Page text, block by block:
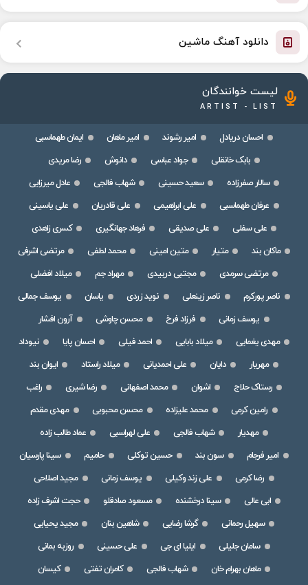
دانلود آهنگ ماشین
لیست خوانندگان
ARTIST - LIST
احسان دریادل امیر رشوند امیر ماهان
ایمان طهماسبی
بابک خانقلی
جواد عباسی دانوش
رضا مریدی
سالار صفرزاده
سعید حسینی شهاب فالجی
عادل میرزایی
عرفان طهماسبی
علی ابراهیمی علی قادریان
علی یاسینی
علی سفلی
علی صدیقی فرهاد جهانگیری
کسری زاهدی
ماکان بند
متیار متین امینی محمد لطفی
مرتضی اشرفی
مرتضی سرمدی
مجتبی دربیدی مهراد جم
میلاد افضلی
ناصر پورکرم
ناصر زینعلی نوید زردی یاسان
یوسف جمالی
یوسف زمانی
فرزاد فرخ محسن چاوشی
آرون افشار
مهدی یغمایی
میلاد بابایی احمد فیلی احسان پایا
نیوداد
مهریار
دایان علی احمدیانی میلاد راستاد
ایوان بند
رستاک حلاج
اشوان محمد اصفهانی رضا شیری
راغب
رامین کرمی
محمد علیزاده محسن محبوبی
مهدی مقدم
مهدیار
شهاب فالجی علی لهراسبی
عماد طالب زاده
امیر فرجام
سون بند حسین توکلی حامیم
سینا پارسیان
رضا کرمی
علی زند وکیلی یوسف زمانی
مجید اصلاحی
ابی عالی
سینا درخشنده مسعود صادقلو
حجت اشرف زاده
سهیل رحمانی
گرشا رضایی شاهین بنان
مجید یحیایی
سامان جلیلی
ایلیا ای جی علی حسینی
روزبه بمانی
ماهان بهرام خان
شهاب فالجی کامران تفتی
کیسان